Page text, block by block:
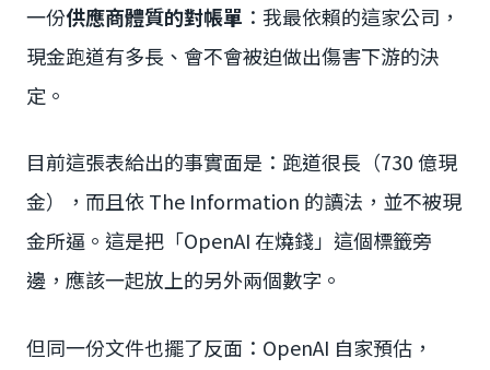
一份供應商體質的對帳單 ：我最依賴的這家公司，
現金跑道有多長、會不會被迫做出傷害下游的決
定。
目前這張表給出的事實面是：跑道很長（730 億現
金），而且依 The Information 的讀法，並不被現
金所逼。這是把「OpenAI 在燒錢」這個標籤旁
邊，應該一起放上的另外兩個數字。
但同一份文件也擺了反面：OpenAI 自家預估，